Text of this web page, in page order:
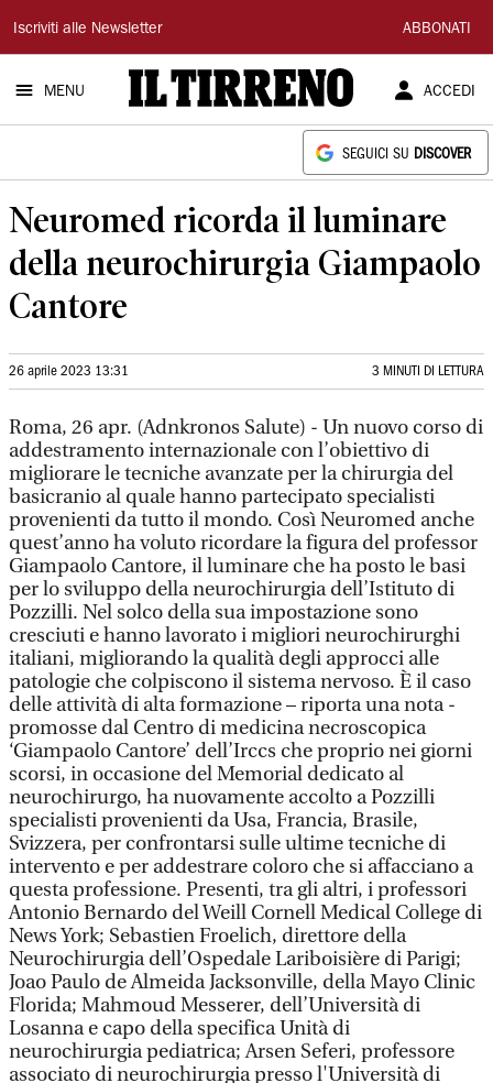
Il
Tirreno
Iscriviti alle Newsletter ABBONATI
MENU ACCEDI
SEGUICI SU DISCOVER
Neuromed ricorda il luminare
della neurochirurgia Giampaolo
Cantore
26 aprile 2023 13:31 3 MINUTI DI LETTURA
Roma, 26 apr. (Adnkronos Salute) - Un nuovo corso di
addestramento internazionale con l’obiettivo di
migliorare le tecniche avanzate per la chirurgia del
basicranio al quale hanno partecipato specialisti
provenienti da tutto il mondo. Così Neuromed anche
quest’anno ha voluto ricordare la figura del professor
Giampaolo Cantore, il luminare che ha posto le basi
per lo sviluppo della neurochirurgia dell’Istituto di
Pozzilli. Nel solco della sua impostazione sono
cresciuti e hanno lavorato i migliori neurochirurghi
italiani, migliorando la qualità degli approcci alle
patologie che colpiscono il sistema nervoso. È il caso
delle attività di alta formazione – riporta una nota -
promosse dal Centro di medicina necroscopica
‘Giampaolo Cantore’ dell’Irccs che proprio nei giorni
scorsi, in occasione del Memorial dedicato al
neurochirurgo, ha nuovamente accolto a Pozzilli
specialisti provenienti da Usa, Francia, Brasile,
Svizzera, per confrontarsi sulle ultime tecniche di
intervento e per addestrare coloro che si affacciano a
questa professione. Presenti, tra gli altri, i professori
Antonio Bernardo del Weill Cornell Medical College di
News York; Sebastien Froelich, direttore della
Neurochirurgia dell’Ospedale Lariboisière di Parigi;
Joao Paulo de Almeida Jacksonville, della Mayo Clinic
Florida; Mahmoud Messerer, dell’Università di
Losanna e capo della specifica Unità di
neurochirurgia pediatrica; Arsen Seferi, professore
associato di neurochirurgia presso l'Università di